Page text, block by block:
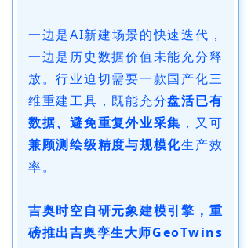
一边是AI新建场景的快速迭代，
一边是历史数据价值未能充分释
放。行业迫切需要一款国产化三
维重建工具，既能充分盘活已有
数据、避免重复外业采集 ，又可
兼顾测绘级精度与规模化生产效
率。
吉奥时空自研元象建模引擎，重
磅推出吉奥孪生大师GeoTwins